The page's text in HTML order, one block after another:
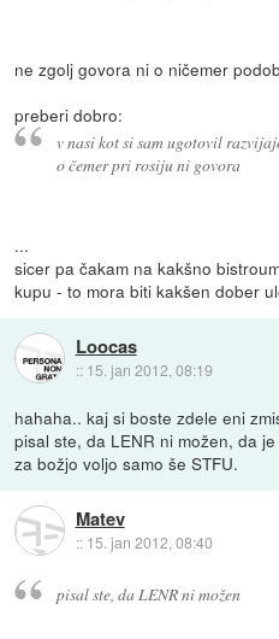
ne zgolj govora ni o ničemer
preberi dobro:
v nasi kot si sam ugotovil
o čemer pri rosiju ni govora
...
sicer pa čakam na kakšno
kupu - to mora biti kakšen dober
Loocas
:: 15. jan 2012, 08:19
hahaha.. kaj si boste zdele eni
pisal ste, da LENR ni možen, da
za božjo voljo samo še STFU.
Matev
:: 15. jan 2012, 08:40
pisal ste, da LENR ni možen